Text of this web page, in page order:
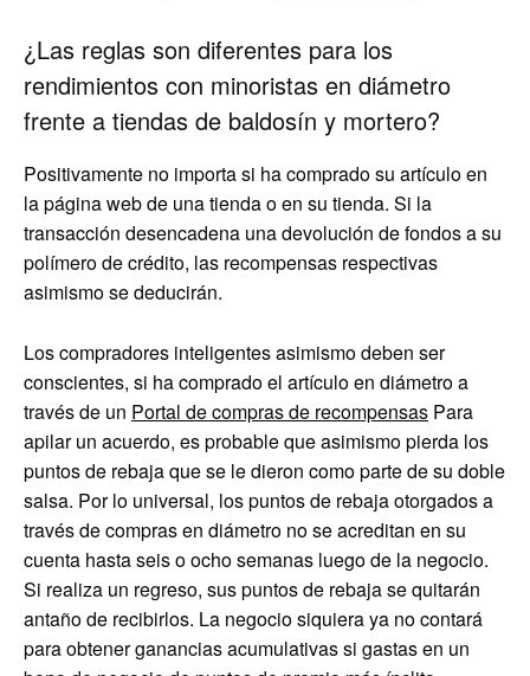
¿Las reglas son diferentes para los
rendimientos con minoristas en diámetro
frente a tiendas de baldosín y mortero?
Positivamente no importa si ha comprado su artículo en
la página web de una tienda o en su tienda. Si la
transacción desencadena una devolución de fondos a su
polímero de crédito, las recompensas respectivas
asimismo se deducirán.
Los compradores inteligentes asimismo deben ser
conscientes, si ha comprado el artículo en diámetro a
través de un Portal de compras de recompensas Para
apilar un acuerdo, es probable que asimismo pierda los
puntos de rebaja que se le dieron como parte de su doble
salsa. Por lo universal, los puntos de rebaja otorgados a
través de compras en diámetro no se acreditan en su
cuenta hasta seis o ocho semanas luego de la negocio.
Si realiza un regreso, sus puntos de rebaja se quitarán
antaño de recibirlos. La negocio siquiera ya no contará
para obtener ganancias acumulativas si gastas en un